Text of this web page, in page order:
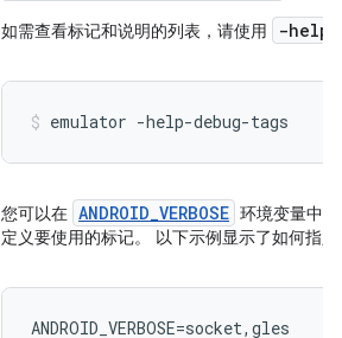
如需查看标记和说明的列表，请使用 -help-
emulator -help-debug-tags
您可以在 ANDROID_VERBOSE 环境变量中
定义要使用的标记。 以下示例显示了如何指定
ANDROID_VERBOSE=socket,gles